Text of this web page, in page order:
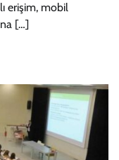
erişim, mobil
[…]